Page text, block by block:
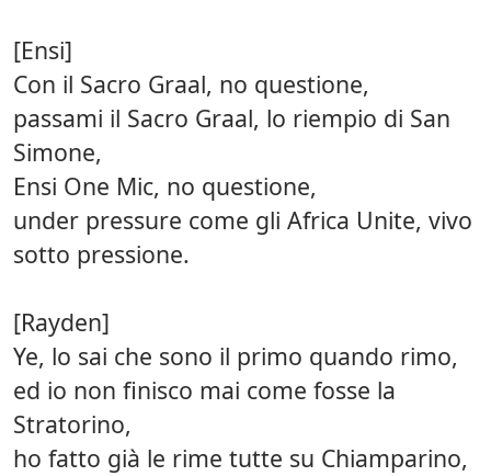
[Ensi]
Con il Sacro Graal, no questione,
passami il Sacro Graal, lo riempio di San
Simone,
Ensi One Mic, no questione,
under pressure come gli Africa Unite, vivo
sotto pressione.
[Rayden]
Ye, lo sai che sono il primo quando rimo,
ed io non finisco mai come fosse la
Stratorino,
ho fatto già le rime tutte su Chiamparino,